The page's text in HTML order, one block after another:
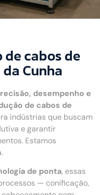
cabos de
Cunha
desempenho e
de cabos de
indústrias que buscam
e garantir
Estamos
de ponta, essas
— conificação,